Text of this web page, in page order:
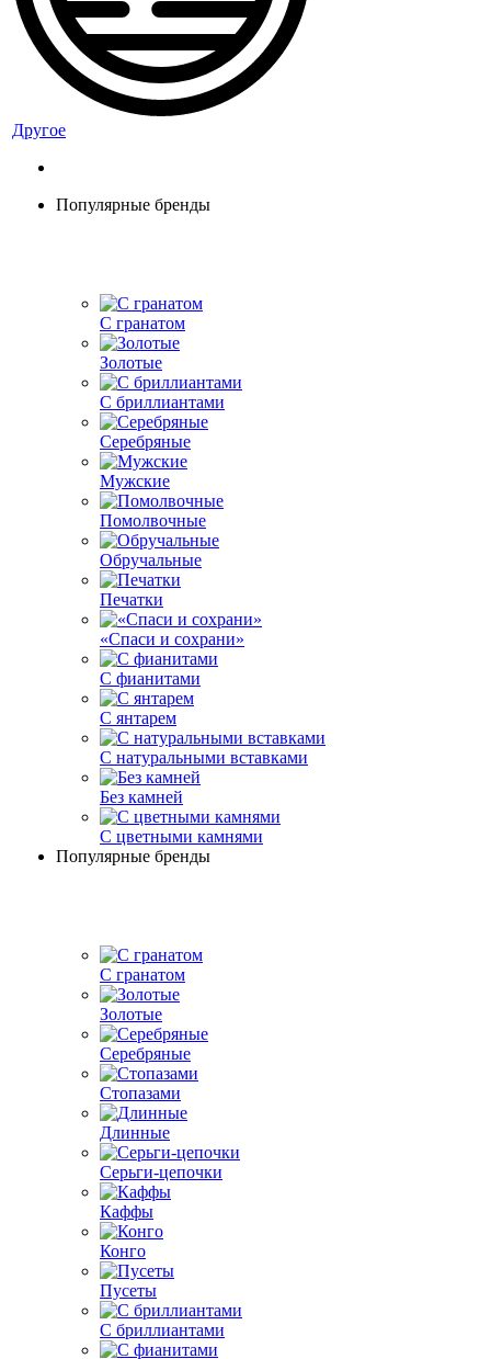
Другое
Популярные бренды
С гранатом
Золотые
С бриллиантами
Серебряные
Мужские
Помолвочные
Обручальные
Печатки
«Спаси и сохрани»
С фианитами
С янтарем
С натуральными вставками
Без камней
С цветными камнями
Популярные бренды
С гранатом
Золотые
Серебряные
Стопазами
Длинные
Серьги-цепочки
Каффы
Конго
Пусеты
С бриллиантами